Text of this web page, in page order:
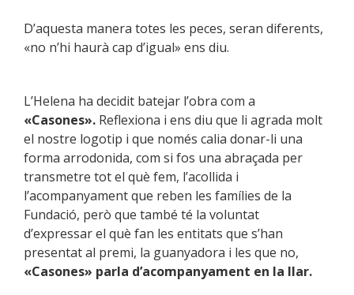
D’aquesta manera totes les peces, seran diferents,
«no n’hi haurà cap d’igual» ens diu.
L’Helena ha decidit batejar l’obra com a
«Casones». Reflexiona i ens diu que li agrada molt
el nostre logotip i que només calia donar-li una
forma arrodonida, com si fos una abraçada per
transmetre tot el què fem, l’acollida i
l’acompanyament que reben les famílies de la
Fundació, però que també té la voluntat
d’expressar el què fan les entitats que s’han
presentat al premi, la guanyadora i les que no,
«Casones» parla d’acompanyament en la llar.